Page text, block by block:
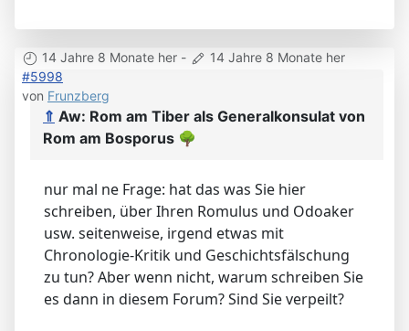
14 Jahre 8 Monate her -
14 Jahre 8 Monate her
#5998
von Frunzberg
⇑ Aw: Rom am Tiber als Generalkonsulat von
Rom am Bosporus 🌳
nur mal ne Frage: hat das was Sie hier
schreiben, über Ihren Romulus und Odoaker
usw. seitenweise, irgend etwas mit
Chronologie-Kritik und Geschichtsfälschung
zu tun? Aber wenn nicht, warum schreiben Sie
es dann in diesem Forum? Sind Sie verpeilt?